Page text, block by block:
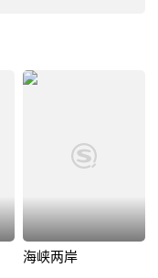
海峡两岸